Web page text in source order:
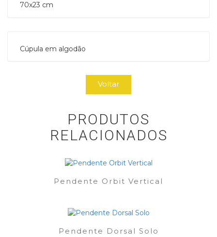
70x23 cm
Cúpula em algodão
Voltar
PRODUTOS
RELACIONADOS
Pendente Orbit Vertical
Pendente Dorsal Solo